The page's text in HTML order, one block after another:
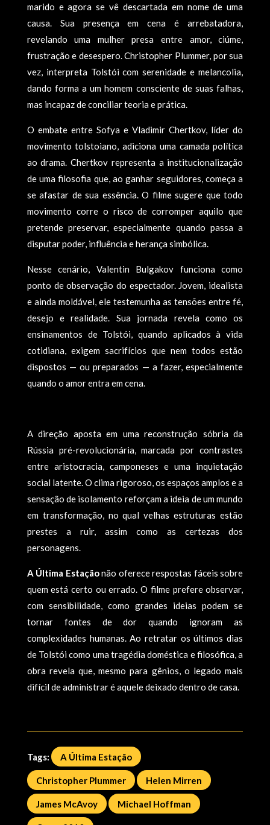
marido e agora se vê descartada em nome de uma
causa. Sua presença em cena é arrebatadora,
revelando uma mulher presa entre amor, ciúme,
frustração e desespero. Christopher Plummer, por sua
vez, interpreta Tolstói com serenidade e melancolia,
dando forma a um homem consciente de suas falhas,
mas incapaz de conciliar teoria e prática.
O embate entre Sofya e Vladimir Chertkov, líder do
movimento tolstoiano, adiciona uma camada política
ao drama. Chertkov representa a institucionalização
de uma filosofia que, ao ganhar seguidores, começa a
se afastar de sua essência. O filme sugere que todo
movimento corre o risco de corromper aquilo que
pretende preservar, especialmente quando passa a
disputar poder, influência e herança simbólica.
Nesse cenário, Valentin Bulgakov funciona como
ponto de observação do espectador. Jovem, idealista
e ainda moldável, ele testemunha as tensões entre fé,
desejo e realidade. Sua jornada revela como os
ensinamentos de Tolstói, quando aplicados à vida
cotidiana, exigem sacrifícios que nem todos estão
dispostos — ou preparados — a fazer, especialmente
quando o amor entra em cena.
A direção aposta em uma reconstrução sóbria da
Rússia pré-revolucionária, marcada por contrastes
entre aristocracia, camponeses e uma inquietação
social latente. O clima rigoroso, os espaços amplos e a
sensação de isolamento reforçam a ideia de um mundo
em transformação, no qual velhas estruturas estão
prestes a ruir, assim como as certezas dos
personagens.
A Última Estaçãonão oferece respostas fáceis sobre
quem está certo ou errado. O filme prefere observar,
com sensibilidade, como grandes ideias podem se
tornar fontes de dor quando ignoram as
complexidades humanas. Ao retratar os últimos dias
de Tolstói como uma tragédia doméstica e filosófica, a
obra revela que, mesmo para gênios, o legado mais
difícil de administrar é aquele deixado dentro de casa.
Tags: A Última Estação
Christopher Plummer Helen Mirren
James McAvoy Michael Hoffman